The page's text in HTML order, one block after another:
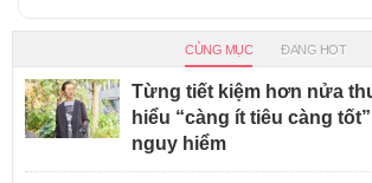
CÙNG MỤC ĐANG HOT
Từng tiết kiệm hơn nửa
hiểu “càng ít tiêu càng
nguy hiểm